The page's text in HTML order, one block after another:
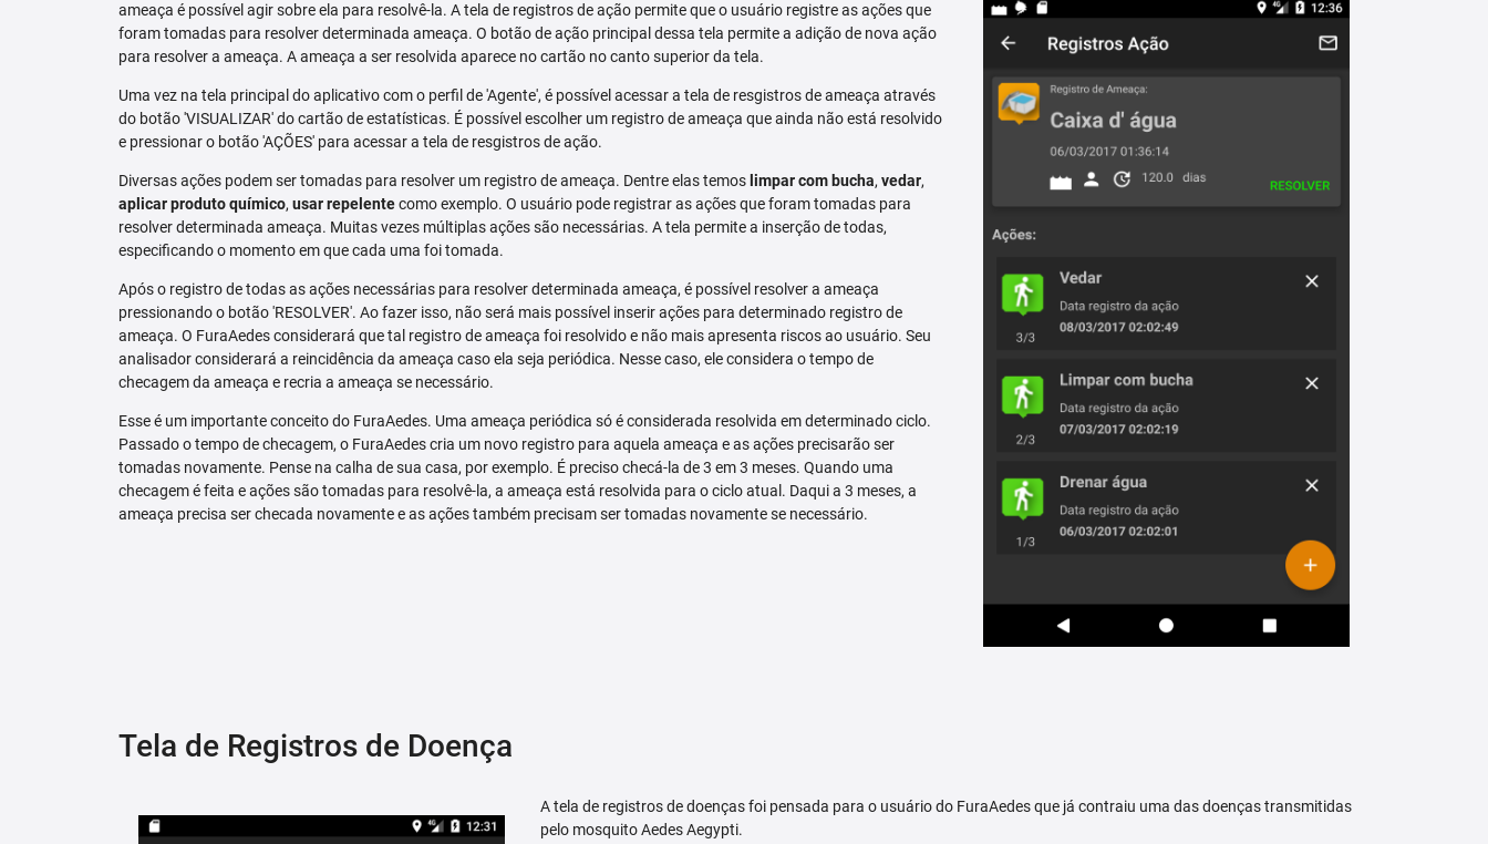
ameaça é possível agir sobre ela para resolvê-la. A tela de registros de ação permite que o usuário registre as ações que
foram tomadas para resolver determinada ameaça. O botão de ação principal dessa tela permite a adição de nova ação
para resolver a ameaça. A ameaça a ser resolvida aparece no cartão no canto superior da tela.
Uma vez na tela principal do aplicativo com o perfil de 'Agente', é possível acessar a tela de resgistros de ameaça através
do botão 'VISUALIZAR' do cartão de estatísticas. É possível escolher um registro de ameaça que ainda não está resolvido
e pressionar o botão 'AÇÕES' para acessar a tela de resgistros de ação.
Diversas ações podem ser tomadas para resolver um registro de ameaça. Dentre elas temos limpar com bucha, vedar,
aplicar produto químico, usar repelentecomo exemplo. O usuário pode registrar as ações que foram tomadas para
resolver determinada ameaça. Muitas vezes múltiplas ações são necessárias. A tela permite a inserção de todas,
especificando o momento em que cada uma foi tomada.
Após o registro de todas as ações necessárias para resolver determinada ameaça, é possível resolver a ameaça
pressionando o botão 'RESOLVER'. Ao fazer isso, não será mais possível inserir ações para determinado registro de
ameaça. O FuraAedes considerará que tal registro de ameaça foi resolvido e não mais apresenta riscos ao usuário. Seu
analisador considerará a reincidência da ameaça caso ela seja periódica. Nesse caso, ele considera o tempo de
checagem da ameaça e recria a ameaça se necessário.
Esse é um importante conceito do FuraAedes. Uma ameaça periódica só é considerada resolvida em determinado ciclo.
Passado o tempo de checagem, o FuraAedes cria um novo registro para aquela ameaça e as ações precisarão ser
tomadas novamente. Pense na calha de sua casa, por exemplo. É preciso checá-la de 3 em 3 meses. Quando uma
checagem é feita e ações são tomadas para resolvê-la, a ameaça está resolvida para o ciclo atual. Daqui a 3 meses, a
ameaça precisa ser checada novamente e as ações também precisam ser tomadas novamente se necessário.
Tela de Registros de Doença
A tela de registros de doenças foi pensada para o usuário do FuraAedes que já contraiu uma das doenças transmitidas
pelo mosquito Aedes Aegypti.